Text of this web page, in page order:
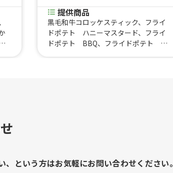
提供商品
黒毛和牛コロッケスティック、フライ
ドポテト ハニーマスタード、フライ
ドポテト BBQ、フライドポテト ハ
という方はお気軽にお問い合わせください。